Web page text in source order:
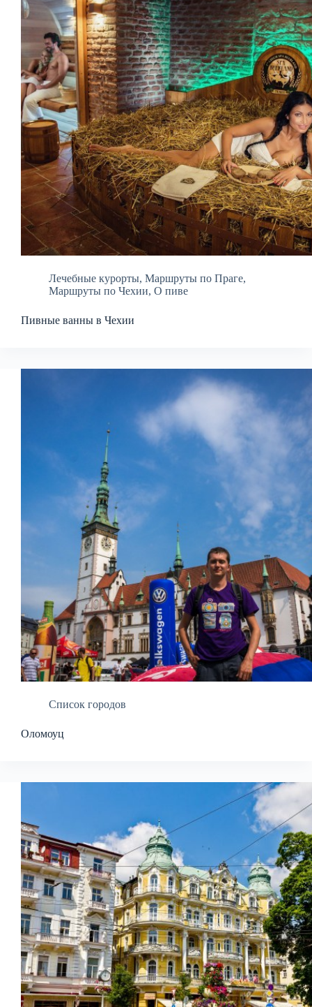
Лечебные курорты, Маршруты по Праге,
Маршруты по Чехии, О пиве
Пивные ванны в Чехии
Список городов
Оломоуц